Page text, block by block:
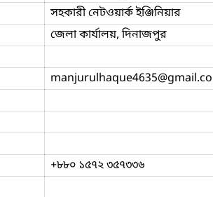
সহকারী নেটওয়ার্ক ইঞ্জিনিয়ার
জেলা কার্যালয়, দিনাজপুর
manjurulhaque4635
+৮৮০ ১৫৭২ ৩৫৭৩৩৬